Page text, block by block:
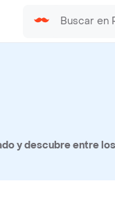
y descubre entre